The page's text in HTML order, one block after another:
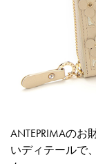
ANTEPRIMAの
いディテールで